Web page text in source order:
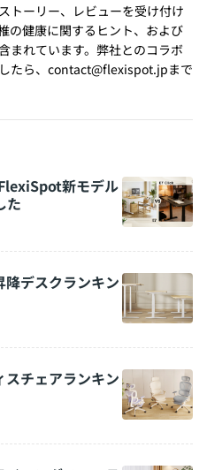
トーリー、レビューを受け付け
の健康に関するヒント、および
まれています。弊社とのコラボ
たら、contact@flexispot.jpまで
新モデル
た
デスクランキン
チェアランキン